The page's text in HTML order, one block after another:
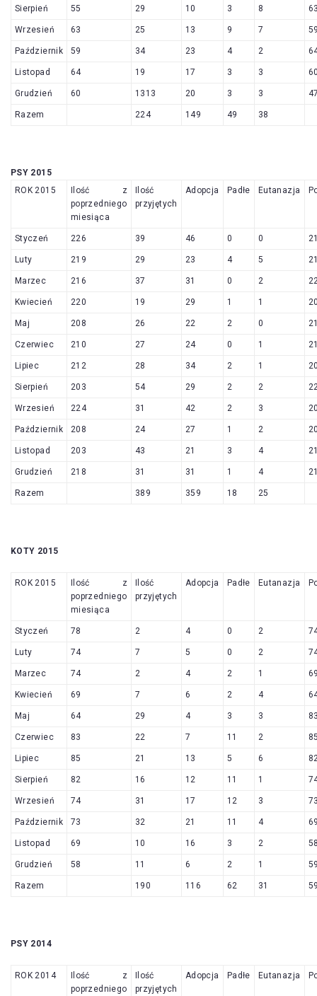
Sierpień 55 29 10 3 8
Wrzesień 63 25 13 9 7
Październik 59 34 23 4 2
Listopad 64 19 17 3 3
Grudzień 60 1313 20 3 3
Razem 224 149 49 38
PSY 2015
ROK 2015
Ilość z
poprzedniego
miesiąca
Ilość
przyjętych
Adopcja Padłe Eutanazja
Styczeń 226 39 46 0 0
Luty 219 29 23 4 5
Marzec 216 37 31 0 2
Kwiecień 220 19 29 1 1
Maj 208 26 22 2 0
Czerwiec 210 27 24 0 1
Lipiec 212 28 34 2 1
Sierpień 203 54 29 2 2
Wrzesień 224 31 42 2 3
Październik 208 24 27 1 2
Listopad 203 43 21 3 4
Grudzień 218 31 31 1 4
Razem 389 359 18 25
KOTY 2015
ROK 2015
Ilość z
poprzedniego
miesiąca
Ilość
przyjętych
Adopcja Padłe Eutanazja
Styczeń 78 2 4 0 2
Luty 74 7 5 0 2
Marzec 74 2 4 2 1
Kwiecień 69 7 6 2 4
Maj 64 29 4 3 3
Czerwiec 83 22 7 11 2
Lipiec 85 21 13 5 6
Sierpień 82 16 12 11 1
Wrzesień 74 31 17 12 3
Październik 73 32 21 11 4
Listopad 69 10 16 3 2
Grudzień 58 11 6 2 1
Razem 190 116 62 31
PSY 2014
ROK 2014
Ilość z
poprzedniego
Ilość
przyjętych
Adopcja Padłe Eutanazja